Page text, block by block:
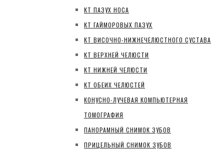
КТ ПАЗУХ НОСА
КТ ГАЙМОРОВЫХ ПАЗУХ
КТ ВИСОЧНО-НИЖНЕЧЕЛЮСТНОГО СУСТАВА
КТ ВЕРХНЕЙ ЧЕЛЮСТИ
КТ НИЖНЕЙ ЧЕЛЮСТИ
КТ ОБЕИХ ЧЕЛЮСТЕЙ
КОНУСНО-ЛУЧЕВАЯ КОМПЬЮТЕРНАЯ
ТОМОГРАФИЯ
ПАНОРАМНЫЙ СНИМОК ЗУБОВ
ПРИЦЕЛЬНЫЙ СНИМОК ЗУБОВ